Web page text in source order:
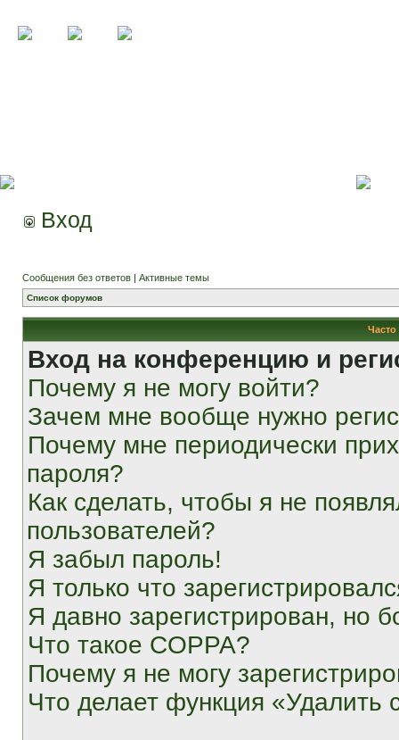
Вход
Сообщения без ответов | Активные темы
Список форумов
Вход на конференцию и
Почему я не могу войти?
Зачем мне вообще нужно
Почему мне периодически
пароля?
Как сделать, чтобы я не
пользователей?
Я забыл пароль!
Я только что
Я давно зарегистрирован, но
Что такое COPPA?
Почему я не могу
Что делает функция «Удалить